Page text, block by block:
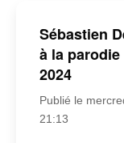
Sébastien
à la
2024
Publié le
21:13